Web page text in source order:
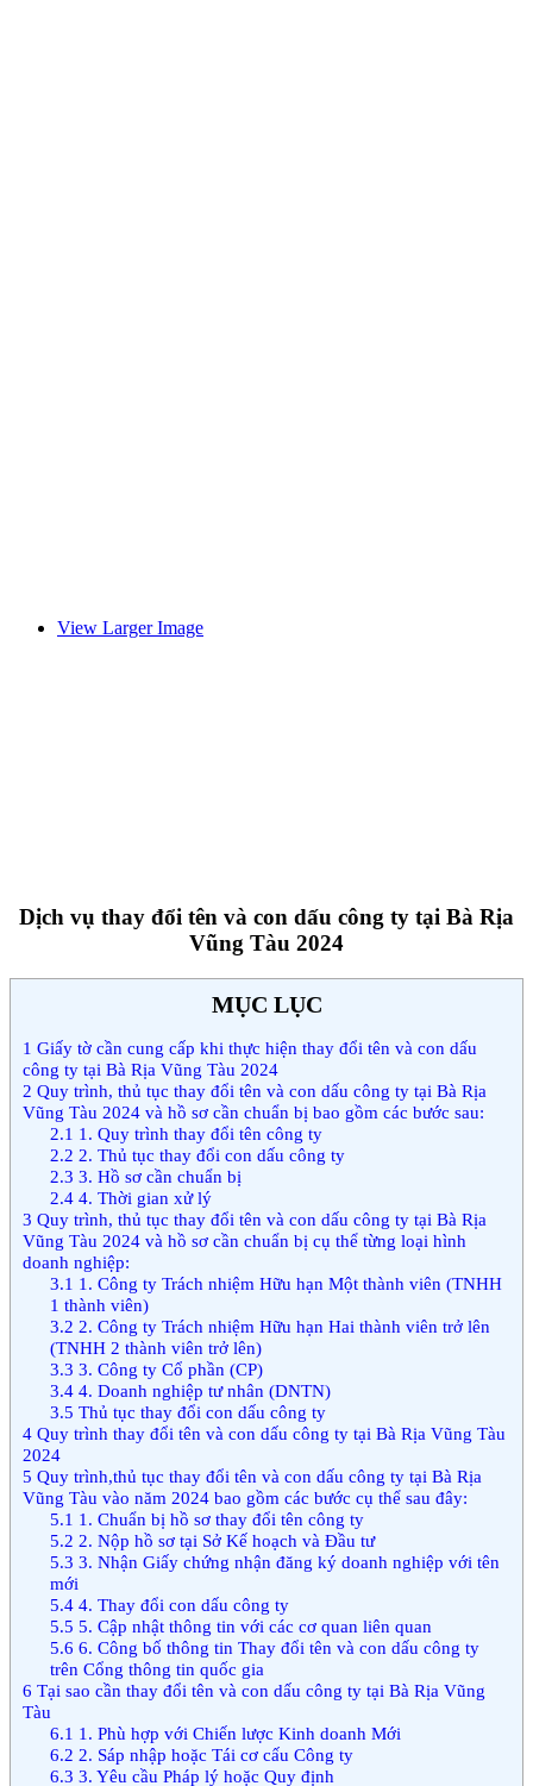
View Larger Image
Dịch vụ thay đổi tên và con dấu công ty tại Bà Rịa
Vũng Tàu 2024
MỤC LỤC
1 Giấy tờ cần cung cấp khi thực hiện thay đổi tên và con dấu
công ty tại Bà Rịa Vũng Tàu 2024
2 Quy trình, thủ tục thay đổi tên và con dấu công ty tại Bà Rịa
Vũng Tàu 2024 và hồ sơ cần chuẩn bị bao gồm các bước sau:
2.1 1. Quy trình thay đổi tên công ty
2.2 2. Thủ tục thay đổi con dấu công ty
2.3 3. Hồ sơ cần chuẩn bị
2.44. Thời gian xử lý
3 Quy trình, thủ tục thay đổi tên và con dấu công ty tại Bà Rịa
Vũng Tàu 2024 và hồ sơ cần chuẩn bị cụ thể từng loại hình
doanh nghiệp:
3.1 1. Công ty Trách nhiệm Hữu hạn Một thành viên (TNHH
1 thành viên)
3.2 2. Công ty Trách nhiệm Hữu hạn Hai thành viên trở lên
(TNHH 2 thành viên trở lên)
3.3 3. Công ty Cổ phần (CP)
3.44. Doanh nghiệp tư nhân (DNTN)
3.5 Thủ tục thay đổi con dấu công ty
4 Quy trình thay đổi tên và con dấu công ty tại Bà Rịa Vũng Tàu
2024
5 Quy trình,thủ tục thay đổi tên và con dấu công ty tại Bà Rịa
Vũng Tàu vào năm 2024 bao gồm các bước cụ thể sau đây:
5.1 1. Chuẩn bị hồ sơ thay đổi tên công ty
5.2 2. Nộp hồ sơ tại Sở Kế hoạch và Đầu tư
5.3 3. Nhận Giấy chứng nhận đăng ký doanh nghiệp với tên
mới
5.44. Thay đổi con dấu công ty
5.5 5. Cập nhật thông tin với các cơ quan liên quan
5.6 6. Công bố thông tin Thay đổi tên và con dấu công ty
trên Cổng thông tin quốc gia
6 Tại sao cần thay đổi tên và con dấu công ty tại Bà Rịa Vũng
Tàu
6.1 1. Phù hợp với Chiến lược Kinh doanh Mới
6.2 2. Sáp nhập hoặc Tái cơ cấu Công ty
6.3 3. Yêu cầu Pháp lý hoặc Quy định